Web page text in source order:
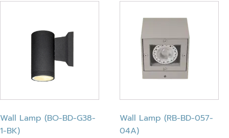
Wall Lamp (BO-BD-G38-
1-BK)
Wall Lamp (RB-BD-057-
04A)